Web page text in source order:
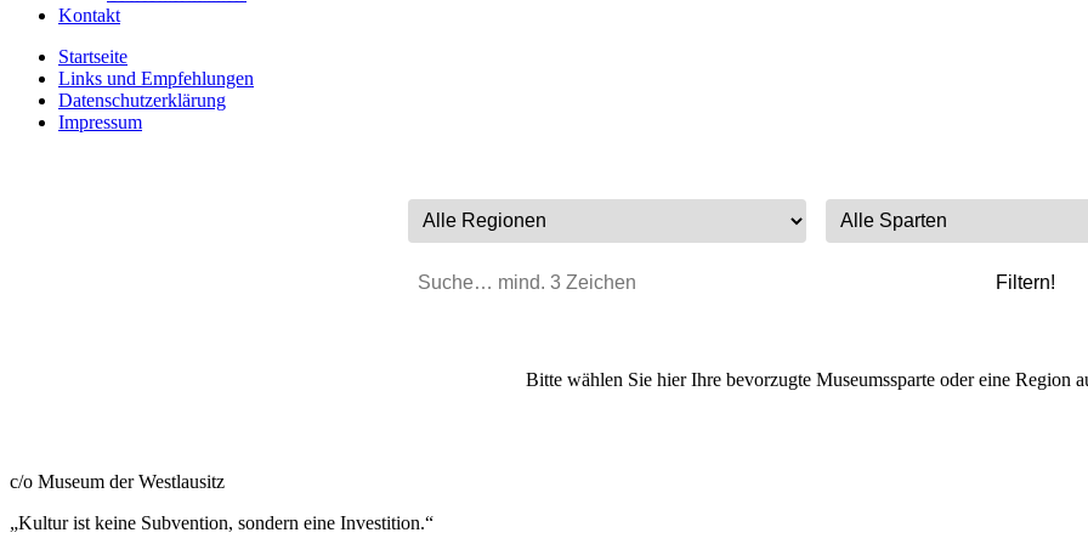
Kontakt
Startseite
Links und Empfehlungen
Datenschutzerklärung
Impressum
Bitte wählen Sie hier Ihre bevorzugte Museumssparte oder eine Region
c/o Museum der Westlausitz
„Kultur ist keine Subvention, sondern eine Investition.“